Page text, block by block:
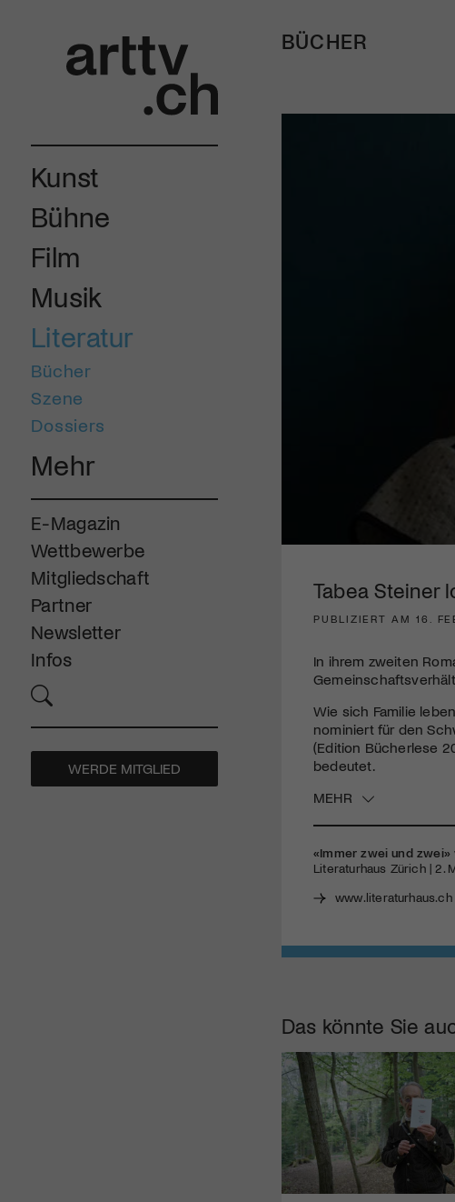
Kunst
Bühne
Film
Musik
Literatur
Bücher
Szene
Dossiers
Mehr
E-Magazin
Wettbewerbe
Mitgliedschaft
Partner
Newsletter
Infos
WERDE MITGLIED
BÜCHER
Tabea Steiner
PUBLIZIERT AM 16.
In ihrem zweiten
Wie sich Familie
nominiert für den
(Edition Bücherlese
bedeutet.
MEHR
«Immer zwei und zwei»
Literaturhaus Zürich | 2.
www.literaturhaus.ch
Das könnte Sie
Mit